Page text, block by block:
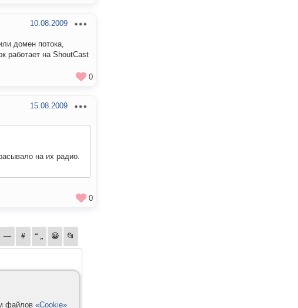
10.08.2009
домен потока,
работает на ShoutCast
0
15.08.2009
на их радио.
0
файлов «Cookie»